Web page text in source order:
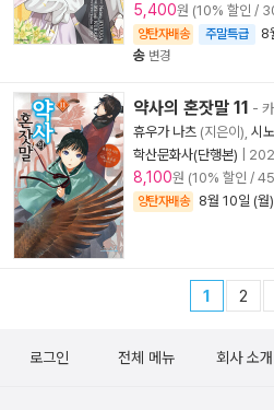
5,400원 (10% 할인 /
양탄자배송 주말특급 8
송 변경
약사의 혼잣말 11 -
휴우가 나츠 (지은이), 시
학산문화사(단행본)
8,100원 (10% 할인 /
양탄자배송 8월 10일 (월)
1 2
로그인 전체 메뉴 회사 소개